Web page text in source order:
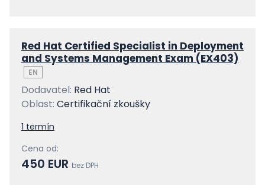
Red Hat Certified Specialist in Deployment
and Systems Management Exam (EX403)
EN
Dodavatel: Red Hat
Oblast: Certifikační zkoušky
1 termín
Cena od:
450 EUR bez DPH